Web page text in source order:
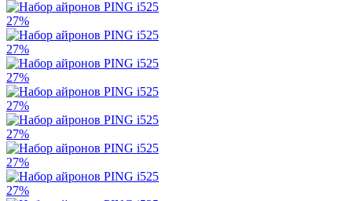
27%
27%
27%
27%
27%
27%
27%